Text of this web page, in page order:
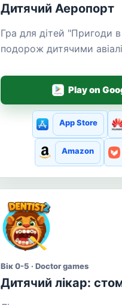
Дитячий Аеропорт
Гра для дітей "Пригоди
подорож дитячими
Play on
App Store
Amazon
Вік 0-5 · Doctor games
Дитячий лікар: